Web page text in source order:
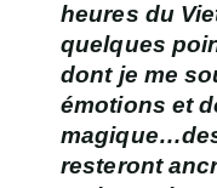
heures du
quelques
dont je me
émotions et
resteront